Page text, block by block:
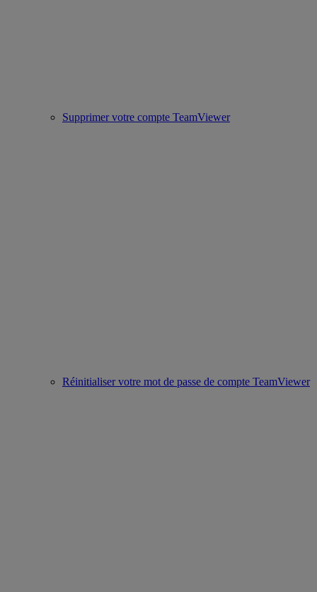
Supprimer votre compte TeamViewer
Réinitialiser votre mot de passe de compte TeamViewer